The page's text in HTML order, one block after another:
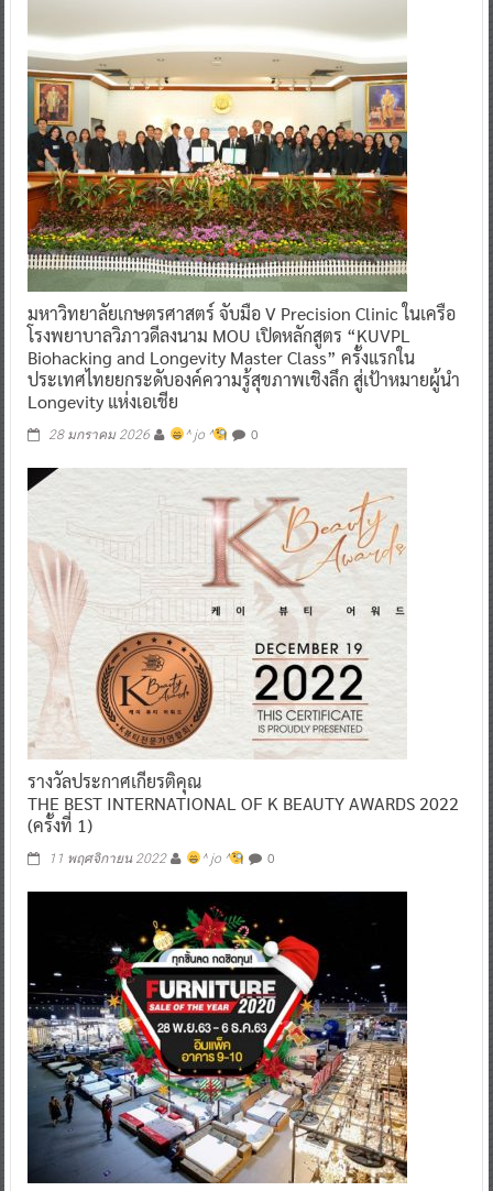
มหาวิทยาลัยเกษตรศาสตร์ จับมือ V Precision Clinic ในเครือ
โรงพยาบาลวิภาวดีลงนาม MOU เปิดหลักสูตร “KUVPL
Biohacking and Longevity Master Class” ครั้งแรกใน
ประเทศไทยยกระดับองค์ความรู้สุขภาพเชิงลึก สู่เป้าหมายผู้นำ
Longevity แห่งเอเชีย
28 มกราคม 2026 ^ jo ^ 0
รางวัลประกาศเกียรติคุณ
THE BEST INTERNATIONAL OF K BEAUTY AWARDS 2022
(ครั้งที่ 1)
11 พฤศจิกายน 2022 ^ jo ^ 0